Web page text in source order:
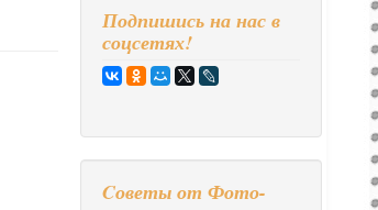
Подпишись на нас в
соцсетях!
Cоветы от Фото-